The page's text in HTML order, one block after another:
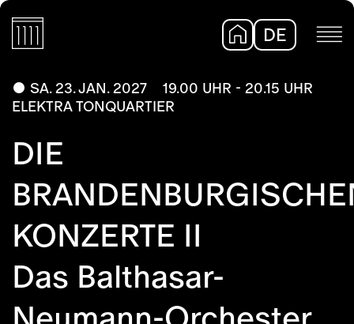
DE
SA. 23. JAN. 2027
19.00 UHR - 20.15 UHR
ELEKTRA TONQUARTIER
DIE
KONZERTE II
Das Balthasar-